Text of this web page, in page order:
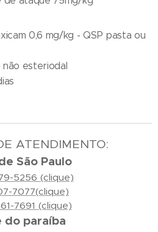
0,6 mg/kg - QSP pasta ou
não esteriodal
ATENDIMENTO:
São Paulo
5256 (clique)
7077(clique)
7691 (clique)
do paraíba